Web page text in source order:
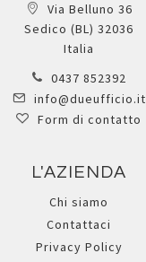
Via Belluno 36
Sedico (BL) 32036
Italia
0437 852392
info@dueufficio.it
Form di contatto
L'AZIENDA
Chi siamo
Contattaci
Privacy Policy